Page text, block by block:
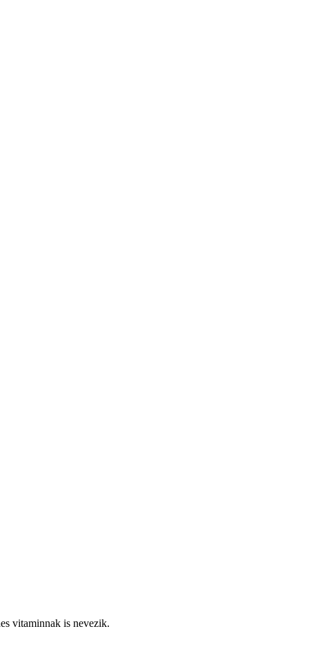
vitaminnak is nevezik.